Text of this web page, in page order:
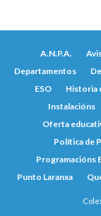
A.N.P.A.
Departamentos
ESO
Historia
Instalacións
Oferta
Política de
Programacións
Punto Laranxa